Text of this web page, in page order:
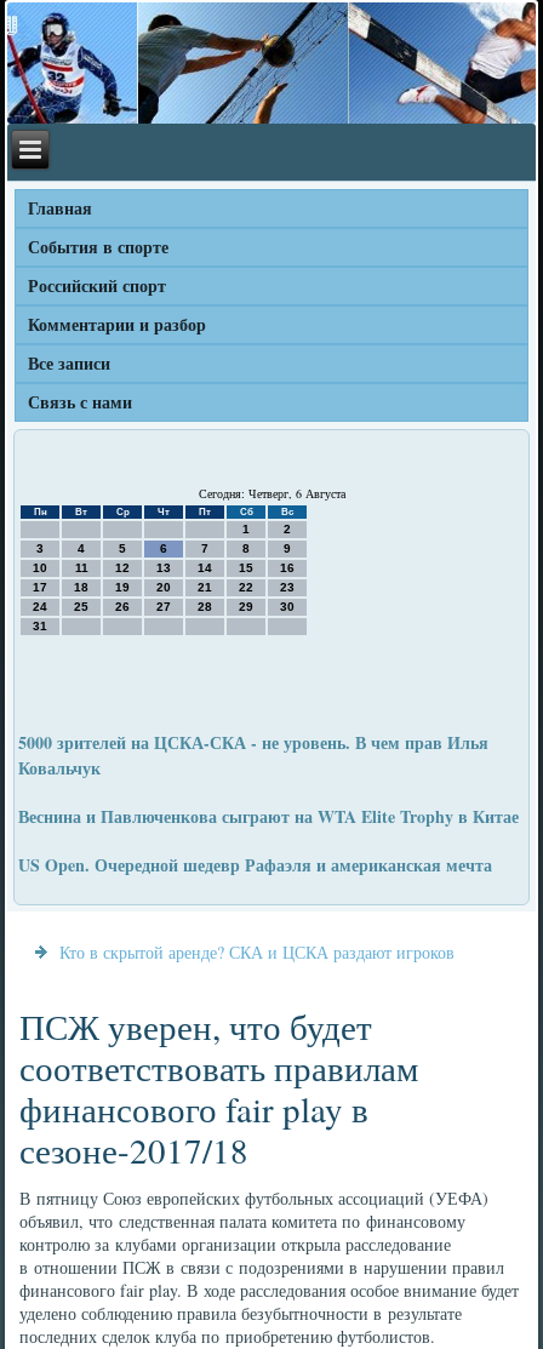
Главная
События в спорте
Российский спорт
Комментарии и разбор
Все записи
Связь с нами
Сегодня: Четверг, 6 Августа
Пн Вт Ср Чт Пт Сб Вс
1
2
3
4 5 6 7 8
9
10
11 12 13 14 15
16
17
18 19 20 21 22
23
24
25 26 27 28 29
30
31
5000 зрителей на ЦСКА-СКА - не уровень. В чем прав Илья
Ковальчук
Веснина и Павлюченкова сыграют на WTA Elite Trophy в Китае
US Open. Очередной шедевр Рафаэля и американская мечта
Кто в скрытой аренде? СКА и ЦСКА раздают игроков
ПСЖ уверен, что будет
соответствовать правилам
финансового fair play в
сезоне-2017/18
В пятницу Союз европейских футбольных ассоциаций (УЕФА)
объявил, что следственная палата комитета по финансовому
контролю за клубами организации открыла расследование
в отношении ПСЖ в связи с подозрениями в нарушении правил
финансового fair play. В ходе расследования особое внимание будет
уделено соблюдению правила безубытночности в результате
последних сделок клуба по приобретению футболистов.